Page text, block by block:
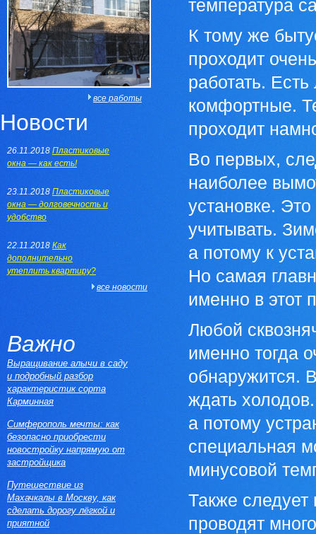
температура
К тому же
проходит
работать.
комфортные.
проходит
Во первых,
наиболее
установке.
учитывать.
а потому к
Но самая
именно в этот
Любой
именно тогда
обнаружится.
ждать
а потому
специальная
минусовой
Также
проводят
все работы
Новости
26.11.2018 Пластиковые
окна — как есть!
23.11.2018 Пластиковые
окна — долговечность и
удобство
22.11.2018 Как
дополнительно
утеплить квартиру?
все новости
Важно
Выращивание алычи в саду
и подробный разбор
характеристик сорта
Карминная
Симферополь мечты: как
безопасно приобрести
новостройку напрямую от
застройщика
Путешествие из
Махачкалы в Москву, как
сделать дорогу лёгкой и
приятной